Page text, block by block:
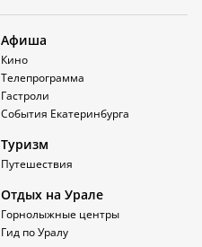
Афиша
Кино
Телепрограмма
Гастроли
События Екатеринбурга
Туризм
Путешествия
Отдых на Урале
Горнолыжные центры
Гид по Уралу